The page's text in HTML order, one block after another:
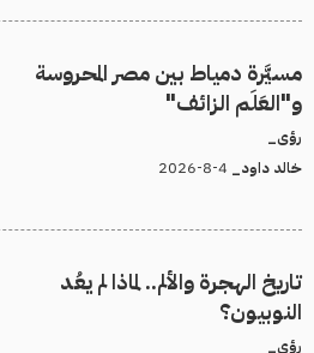
مسيَّرة دمياط بين مصر المحروسة
و"العَلَم الزائف"
رؤى_
خالد داود_
تاريخ الهجرة والألم.. لماذا لم يعُد
النوبيون؟
رؤى_